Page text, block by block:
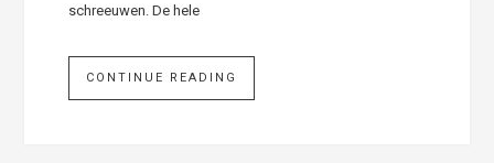
schreeuwen. De hele
CONTINUE READING